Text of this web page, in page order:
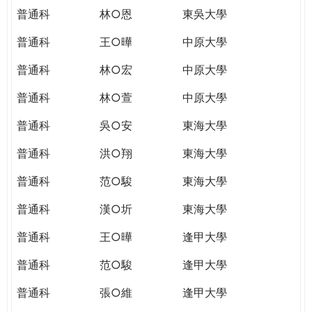
普通科
林○恩
東吳大學
普通科
王○曄
中原大學
普通科
林○宏
中原大學
普通科
林○萱
中原大學
普通科
吳○安
東海大學
普通科
洪○翔
東海大學
普通科
范○駿
東海大學
普通科
漢○圻
東海大學
普通科
王○曄
逢甲大學
普通科
范○駿
逢甲大學
普通科
張○維
逢甲大學